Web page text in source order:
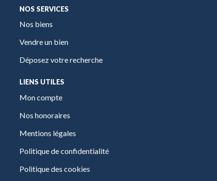
NOS SERVICES
Nos biens
Vendre un bien
Déposez votre recherche
LIENS UTILES
Mon compte
Nos honoraires
Mentions légales
Politique de confidentialité
Politique des cookies